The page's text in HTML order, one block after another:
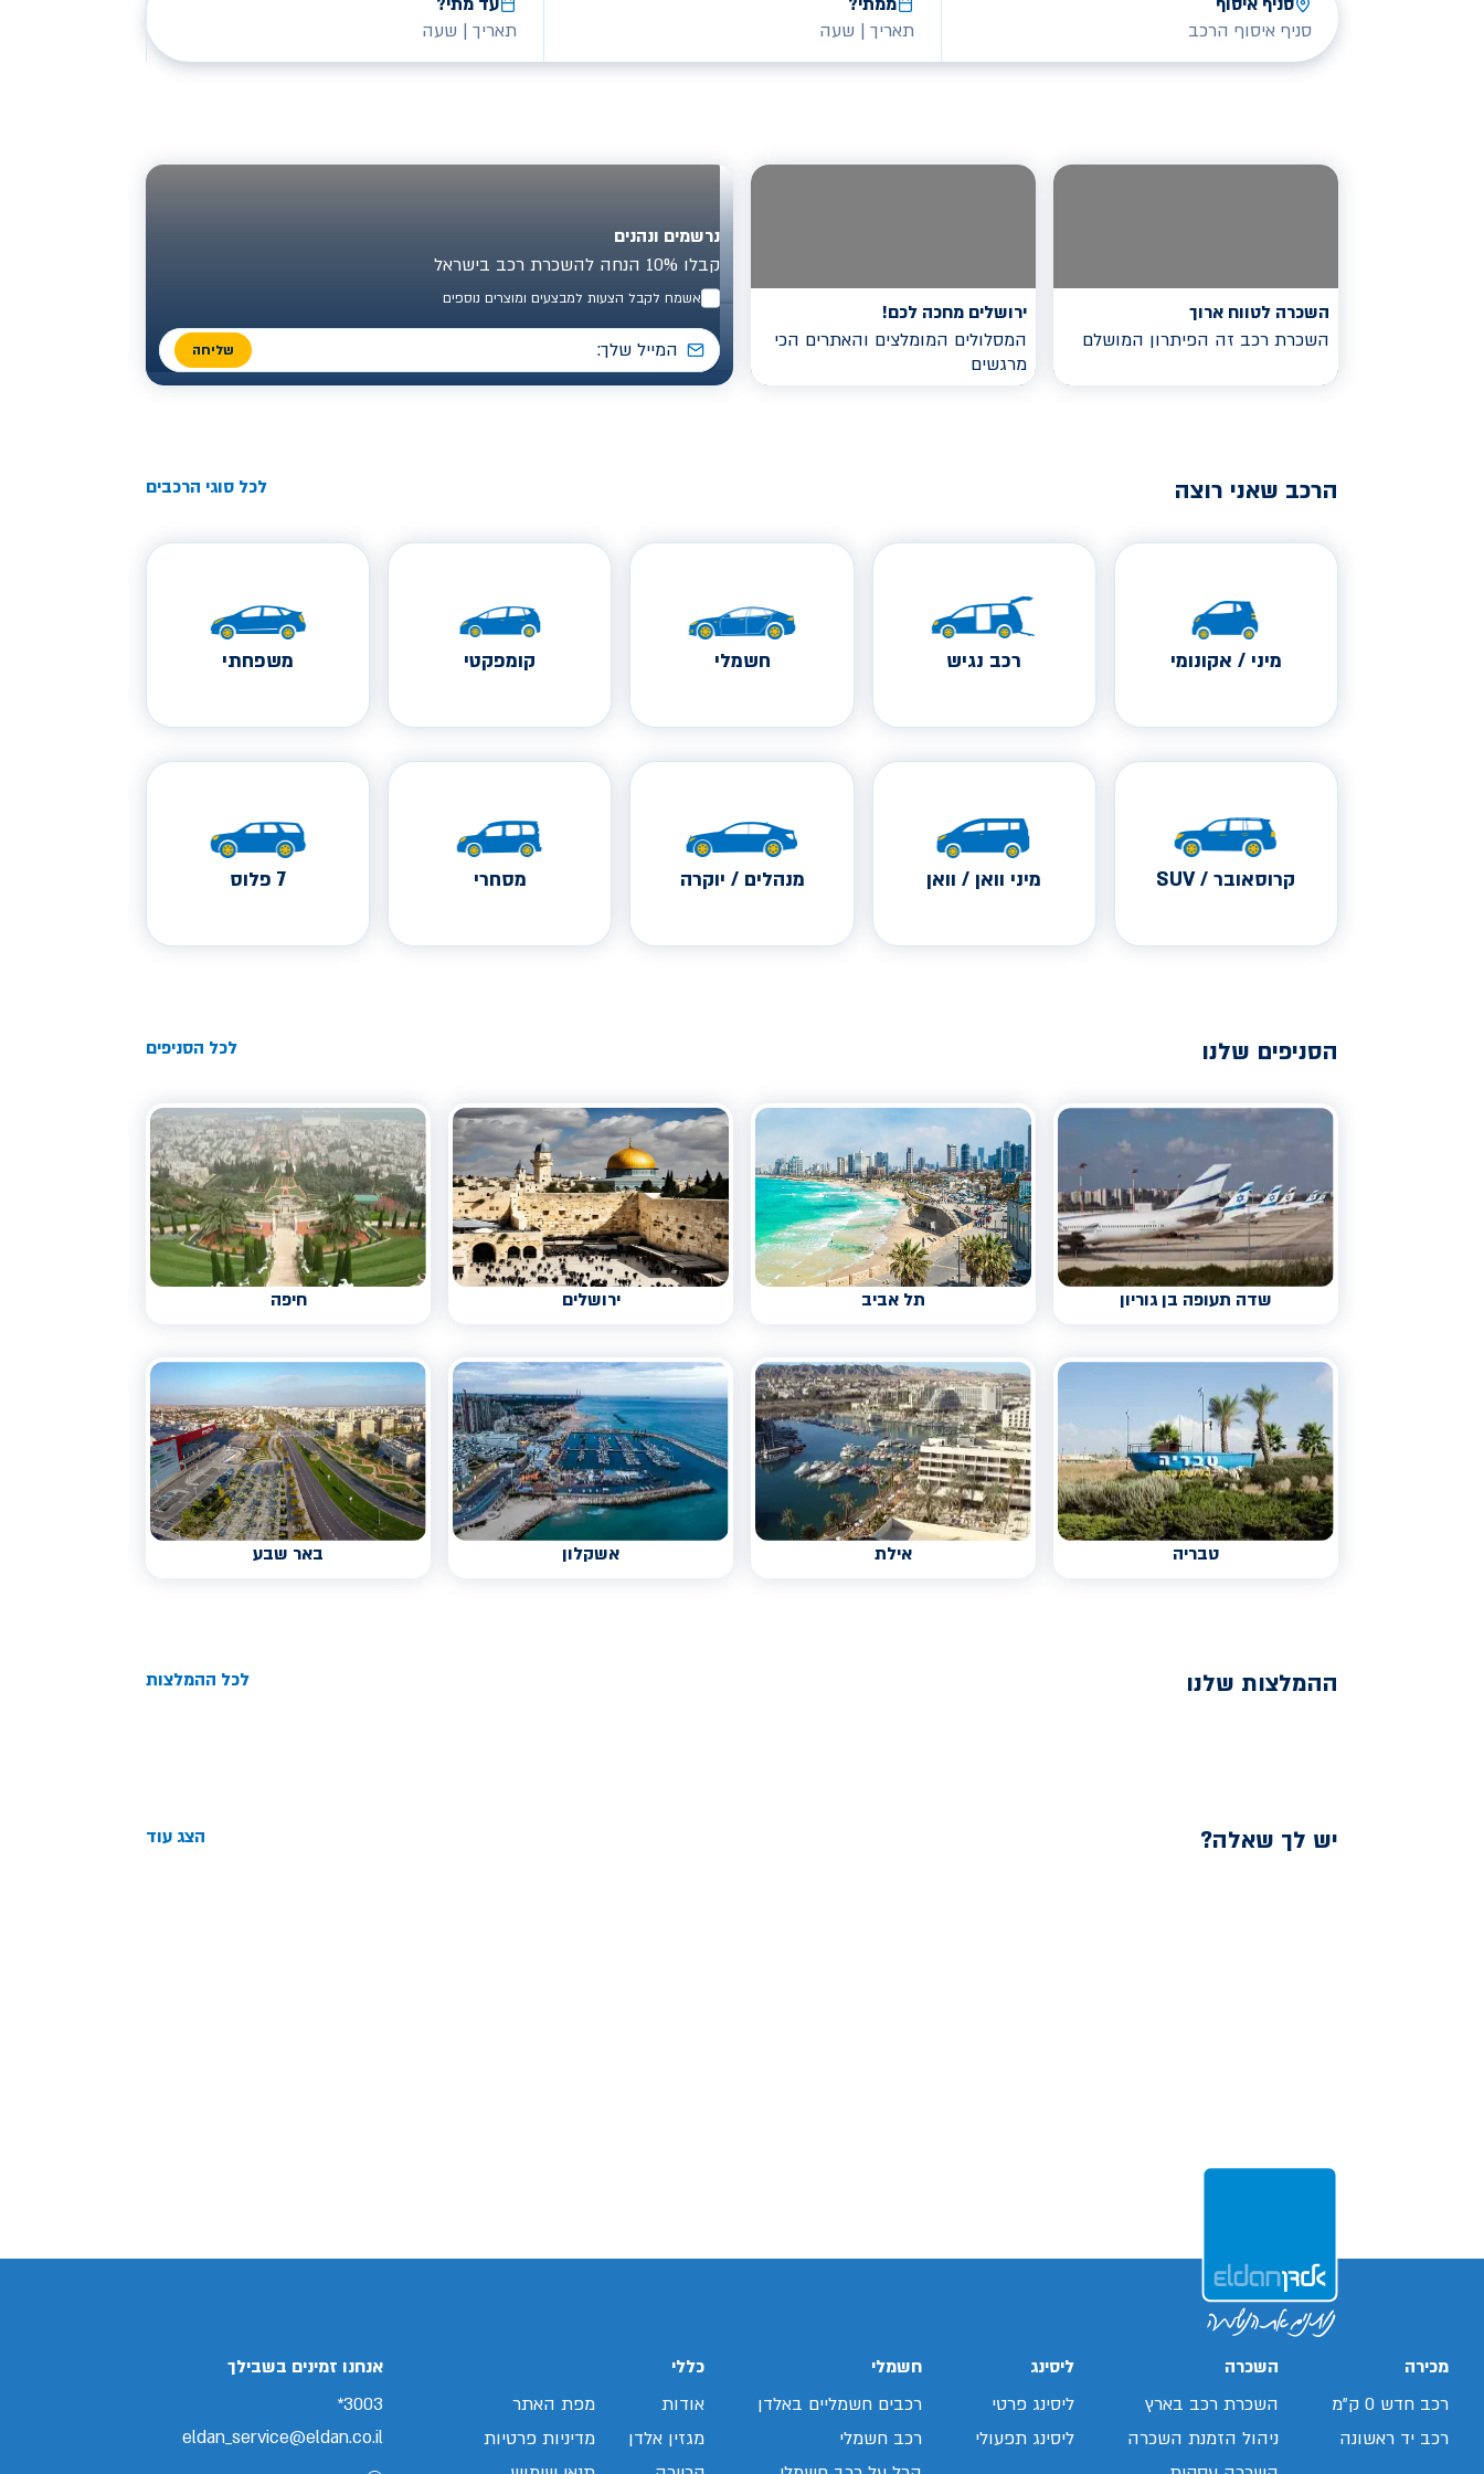
סניף איסוף הרכב
תאריך | שעה
תאריך | שעה
השכרה לטווח ארוך
השכרת רכב זה הפיתרון המושלם
ירושלים מחכה לכם!
המסלולים המומלצים והאתרים הכי
מרגשים
נרשמים ונהנים
קבלו 10% הנחה להשכרת רכב בישראל
אשמח לקבל הצעות למבצעים ומוצרים נוספים
שליחה
הרכב שאני רוצה לכל סוגי הרכבים
מיני / אקונומי רכב נגיש חשמלי קומפקטי משפחתי
קרוסאובר / SUV מיני וואן / וואן מנהלים / יוקרה מסחרי 7 פלוס
הסניפים שלנו לכל הסניפים
שדה תעופה בן גוריון תל אביב ירושלים חיפה
טבריה אילת אשקלון באר שבע
ההמלצות שלנו לכל ההמלצות
יש לך שאלה? הצג עוד
מכירה
רכב חדש 0 ק"מ
רכב יד ראשונה
השכרה
השכרת רכב בארץ
ניהול הזמנת השכרה
ליסינג
ליסינג פרטי
ליסינג תפעולי
חשמלי
רכבים חשמליים באלדן
רכב חשמלי
כללי
אודות
מגזין אלדן
מפת האתר
מדיניות פרטיות
אנחנו זמינים בשבילך
3003*
eldan_service@eldan.co.il